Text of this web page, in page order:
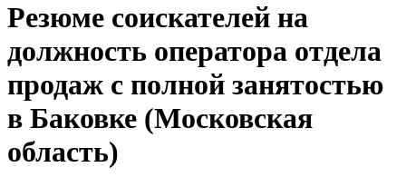
Резюме соискателей на
должность оператора отдела
продаж с полной занятостью
в Баковке (Московская
область)